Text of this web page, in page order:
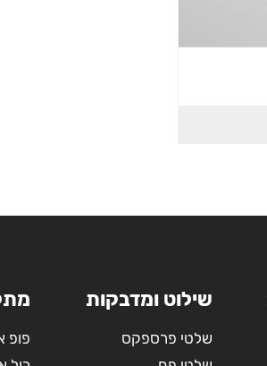
שילוט ומדבקות
שלטי פרספקס
פופ